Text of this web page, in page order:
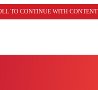
TO CONTINUE WITH CONTENT